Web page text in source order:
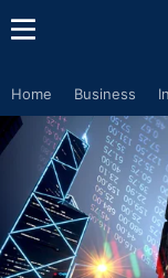
Home Business